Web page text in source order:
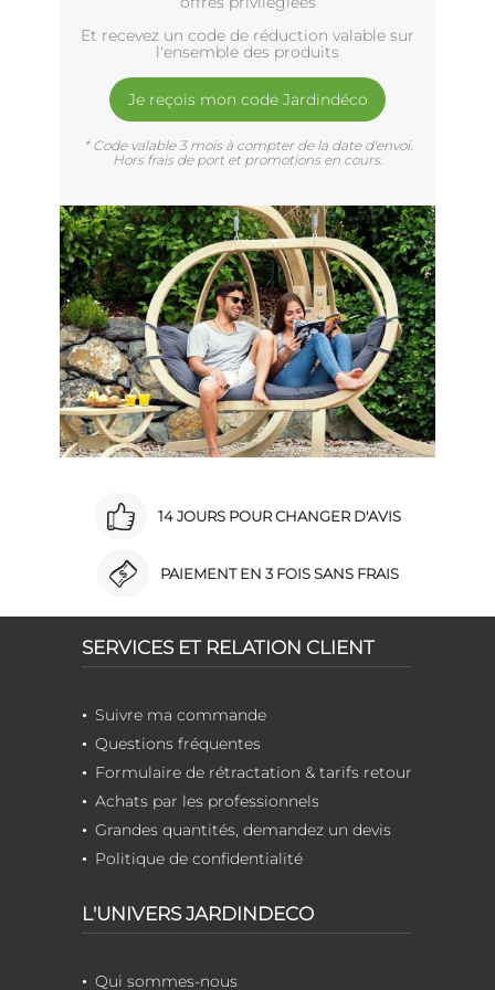
Et recevez un code de réduction valable sur
l'ensemble des produits
Je reçois mon code Jardindéco
* Code valable 3 mois à compter de la date d'envoi.
Hors frais de port et promotions en cours.
14 JOURS POUR CHANGER D'AVIS
PAIEMENT EN 3 FOIS SANS FRAIS
SERVICES ET RELATION CLIENT
Suivre ma commande
Questions fréquentes
Formulaire de rétractation & tarifs retour
Achats par les professionnels
Grandes quantités, demandez un devis
Politique de confidentialité
L'UNIVERS JARDINDECO
Qui sommes-nous